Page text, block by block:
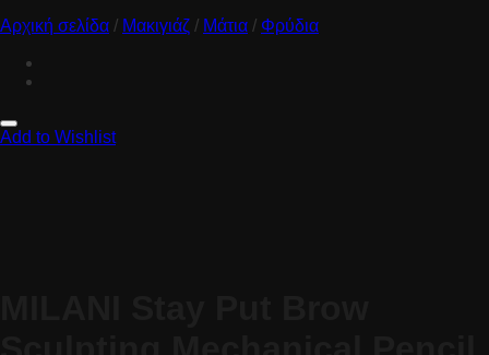
Αρχική σελίδα / Μακιγιάζ / Μάτια / Φρύδια
Add to Wishlist